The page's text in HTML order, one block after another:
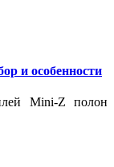
и особенности
Mini-Z полон